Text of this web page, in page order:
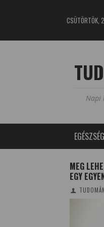
CSÜTÖRTÖK,
Napi
MEG
EGY